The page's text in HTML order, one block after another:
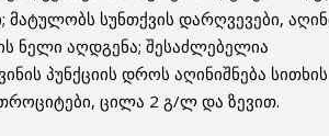
სუნთქვის დარღვევები,
ნელი აღდგენა; შესაძლებელია
პუნქციის დროს აღინიშნება სითხის
ცილა 2 გ/ლ და ზევით.